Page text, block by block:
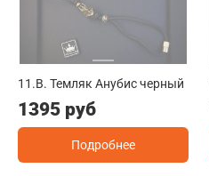
11.B. Темляк Анубис черный
1395 руб
Подробнее